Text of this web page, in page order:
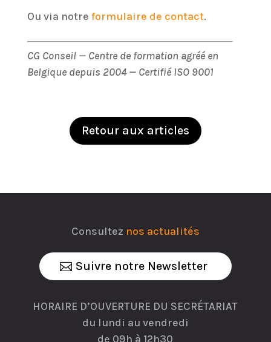
Ou via notre formulaire de contact.
CG Conseil — Centre de formation agréé en
Belgique depuis 2004 — Certifié ISO 9001
Retour aux articles
Consultez nos actualités
Suivre notre Newsletter
HORAIRE D’OUVERTURE DU SECRÉTARIAT
du lundi au vendredi
de 09h à 12h30